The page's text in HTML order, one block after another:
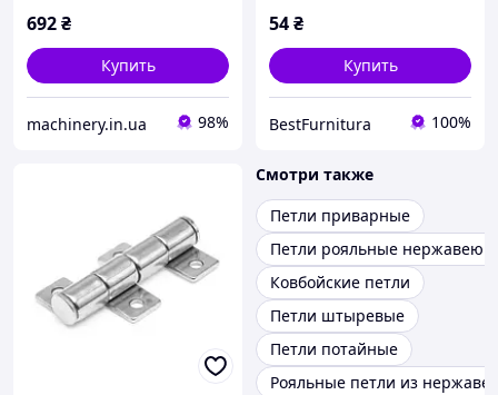
692₴
Купить
machinery.in.ua 98%
54₴
Купить
BestFurnitura 100%
Смотри также
Петли приварные
Петли рояльные
Ковбойские петли
Петли штыревые
Петли потайные
Рояльные петли из